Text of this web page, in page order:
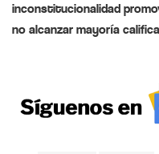
inconstitucionalidad
no alcanzar mayoría